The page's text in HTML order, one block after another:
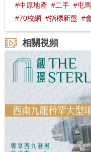
#中原地產 #二手 #屯
#70校網 #指標新盤 #
相關視頻